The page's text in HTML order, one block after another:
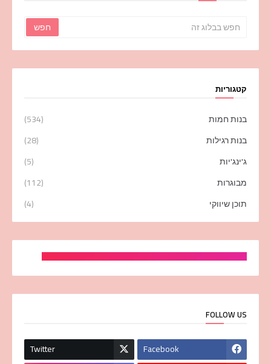
קטגוריות
בנות חמות
(534)
בנות רגילות
(28)
ג'ינג'יות
(5)
מבוגרות
(112)
תוכן שיווקי
(4)
FOLLOW US
Facebook
Twitter